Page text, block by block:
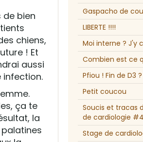
de bien
chiens,
! Et
aussi
infection.
ça te
la
Gaspacho de
LIBERTE !!!!
Moi interne ? J'y
Combien est ce
Pfiou ! Fin de D3 ?
Petit coucou
Soucis et tracas
de cardiologie
Stage de